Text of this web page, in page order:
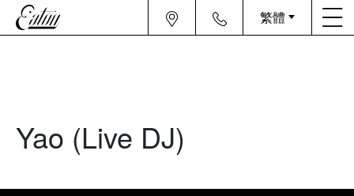
繁體
Yao (Live DJ)